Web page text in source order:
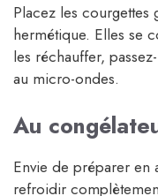
Placez les courgettes
hermétique. Elles se
les réchauffer,
au micro-ondes.
Au
Envie de préparer en
refroidir